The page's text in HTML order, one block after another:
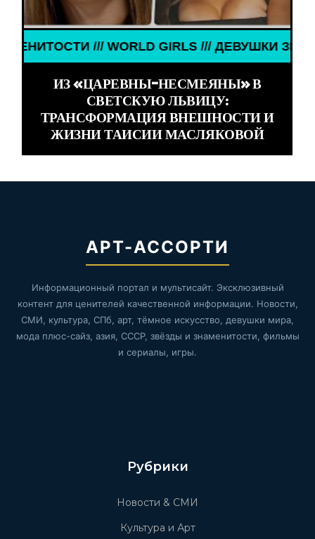
/// ДЕВУШКИ ЗНАМЕНИТОСТИ /// WORLD
ИЗ «ЦАРЕВНЫ-НЕСМЕЯНЫ» В
СВЕТСКУЮ ЛЬВИЦУ:
ТРАНСФОРМАЦИЯ ВНЕШНОСТИ И
ЖИЗНИ ТАИСИИ МАСЛЯКОВОЙ
АРТ-АССОРТИ
Информационный портал и мультисайт. Эксклюзивный
контент для ценителей качественной информации. Новости,
СМИ, культура, СПб, арт, тёмное искусство, девушки мира,
мода плюс-сайз, азия, СССР, звёзды и знаменитости, фильмы
и сериалы, игры.
Рубрики
Новости & СМИ
Культура и Арт